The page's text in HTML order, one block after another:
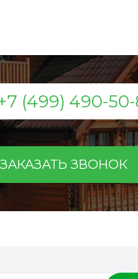
(499) 490-
ЗАКАЗАТЬ ЗВОНОК